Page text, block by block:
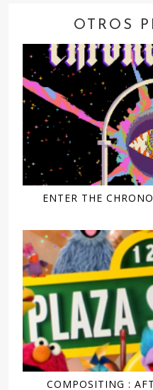
OTROS
ENTER THE
COMPOSITING :